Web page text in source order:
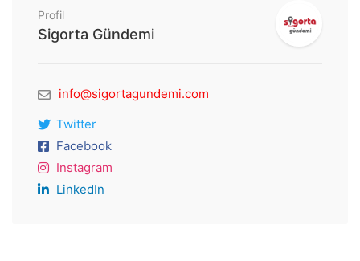
Profil
Sigorta Gündemi
info@sigortagundemi.com
Twitter
Facebook
Instagram
LinkedIn